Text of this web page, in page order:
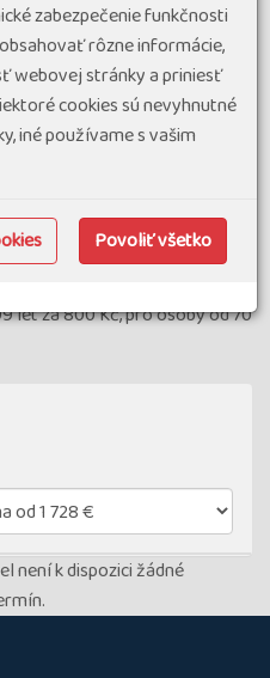
vstup na levády (cca 70
- 2 000 Kč
let za 800 Kč, pro osoby od 70
není k dispozici žádné
zabezpečenie funkčnosti
rôzne informácie,
webovej stránky a priniesť
cookies sú nevyhnutné
iné používame s vašim
Povoliť všetko